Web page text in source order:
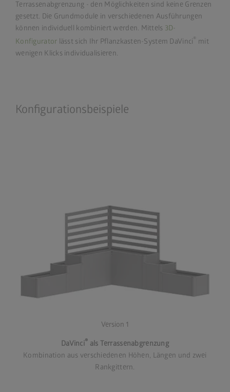
Terrassenabgrenzung - den Möglichkeiten sind keine Grenzen
gesetzt. Die Grundmodule in verschiedenen Ausführungen
können individuell kombiniert werden. Mittels 3D-
Konfigurator lässt sich Ihr Pflanzkasten-System DaVinci ® mit
wenigen Klicks individualisieren.
Konfigurationsbeispiele
Version 1
DaVinci® als Terrassenabgrenzung
Kombination aus verschiedenen Höhen, Längen und zwei
Rankgittern.